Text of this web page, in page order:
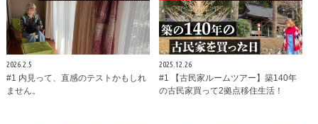
2026.2.5
#1 内見って、直感のテストかもしれ
ません。
2025.12.26
#1 【古民家ルームツアー】築140年
の古民家買って2拠点移住生活！